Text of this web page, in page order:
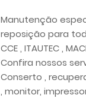
Manutenção
reposição para todas
CCE , ITAUTEC ,
Confira nossos
Conserto ,
, monitor,